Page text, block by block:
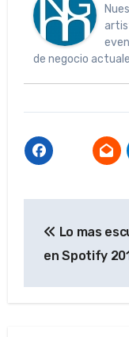
de negocio
de
Lo mas
en Spotify